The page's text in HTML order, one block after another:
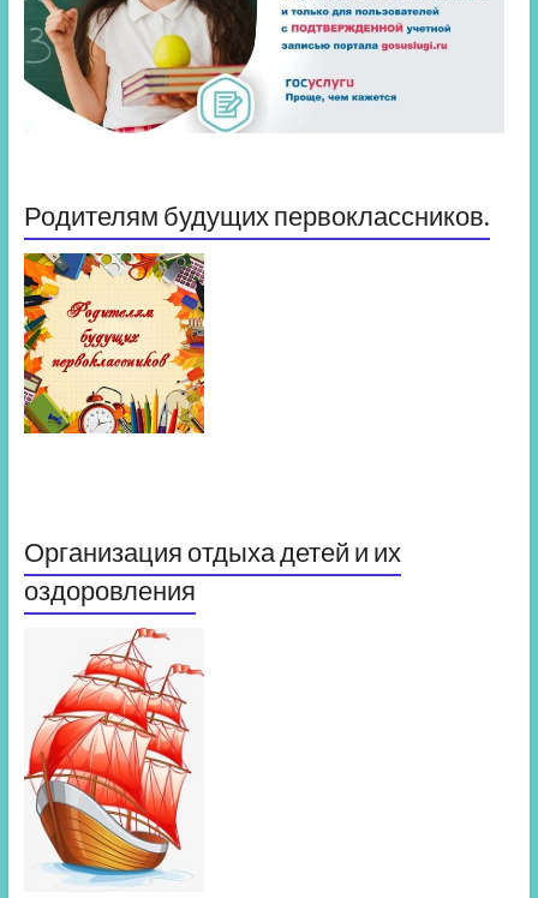
Родителям будущих первоклассников.
Организация отдыха детей и их
оздоровления